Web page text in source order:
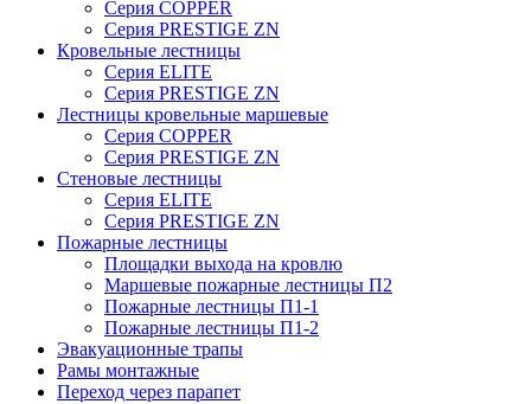
Серия COPPER
Серия PRESTIGE ZN
Кровельные лестницы
Серия ELITE
Серия PRESTIGE ZN
Лестницы кровельные маршевые
Серия COPPER
Серия PRESTIGE ZN
Стеновые лестницы
Серия ELITE
Серия PRESTIGE ZN
Пожарные лестницы
Площадки выхода на кровлю
Маршевые пожарные лестницы П2
Пожарные лестницы П1-1
Пожарные лестницы П1-2
Эвакуационные трапы
Рамы монтажные
Переход через парапет